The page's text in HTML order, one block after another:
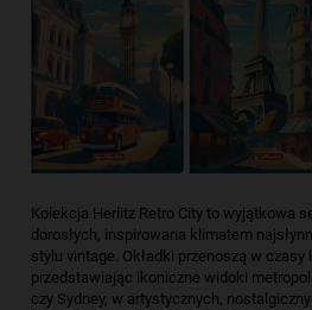
Kolekcja Herlitz Retro City to wyjątkowa
dorosłych, inspirowana klimatem
stylu vintage. Okładki przenoszą w czasy
przedstawiając ikoniczne widoki
czy Sydney, w artystycznych,